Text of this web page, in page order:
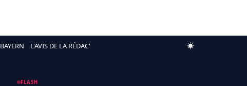
BAYERN L'AVIS DE LA RÉDAC'
FLASH